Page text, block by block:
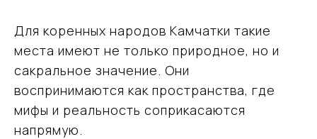
Для коренных народов Камчатки такие
места имеют не только природное, но и
сакральное значение. Они
воспринимаются как пространства, где
мифы и реальность соприкасаются
напрямую.